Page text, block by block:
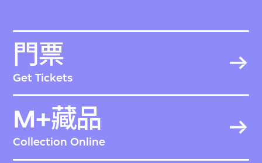
門票
Get Tickets
M+藏品
Collection Online